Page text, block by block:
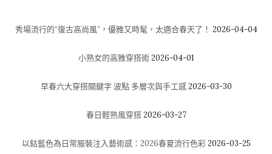
秀場流行的“復古高尚風”，優雅又時髦，太適合春天了！ 2026-04-04
小熟女的高雅穿搭術 2026-04-01
早春六大穿搭關鍵字 波點 多層次與手工感 2026-03-30
春日輕熟風穿搭 2026-03-27
以鈷藍色為日常服裝注入藝術感：2026春夏流行色彩 2026-03-25